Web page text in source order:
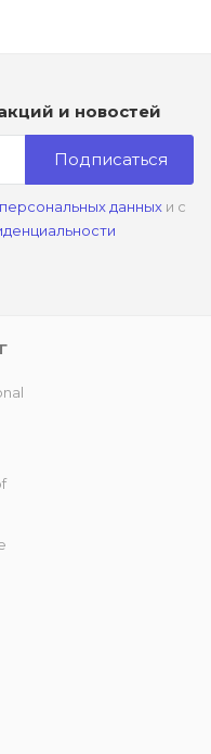
и новостей
Подписаться
данныхи с